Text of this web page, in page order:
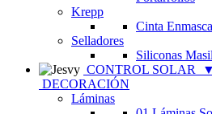
Krepp
Cinta
Selladores
Siliconas
CONTROL SOLAR
▼
DECORACIÓN
Láminas